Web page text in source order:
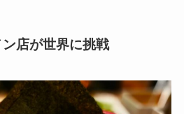
店が世界に挑戦